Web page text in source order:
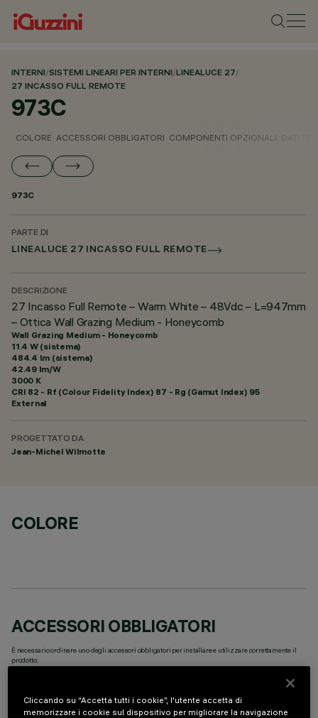
INTERNI/SISTEMI LINEARI PER INTERNI/LINEALUCE 27/
27 INCASSO FULL REMOTE
973C
COLORE ACCESSORI OBBLIGATORI COMPONENTI OPZIONALI
973C
PARTE DI
LINEALUCE 27 INCASSO FULL REMOTE
DESCRIZIONE
27 Incasso Full Remote – Warm White – 48Vdc – L=947mm
– Ottica Wall Grazing Medium - Honeycomb
Wall Grazing Medium - Honeycomb
11.4 W (sistema)
484.4 lm (sistema)
42.49 lm/W
3000 K
CRI 82 - Rf (Colour Fidelity Index) 87 - Rg (Gamut Index) 95
External
PROGETTATO DA
Jean-Michel Wilmotte
COLORE
ACCESSORI OBBLIGATORI
È necessario ordinare uno degli accessori obbligatori per installare e utilizzare correttamente il
prodotto:
Cliccando su “Accetta tutti i cookie”, l'utente accetta di
memorizzare i cookie sul dispositivo per migliorare la navigazione